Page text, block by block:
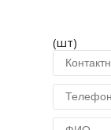
(шт)